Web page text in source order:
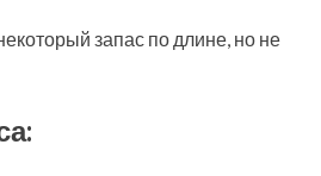
запас по длине, но не